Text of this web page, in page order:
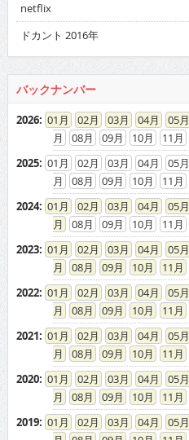
ドカント 2016年
バックナンバー
08
09 10 11
01 02 03 04 05
08
09 10 11
01 02 03 04 05
08
09 10 11
01 02 03 04 05
08
09 10 11
01 02 03 04 05
08
09 10 11
01 02 03 04 05
08
09 10 11
01 02 03 04 05
08
09 10 11
01 02 03 04 05
08
09 10 11